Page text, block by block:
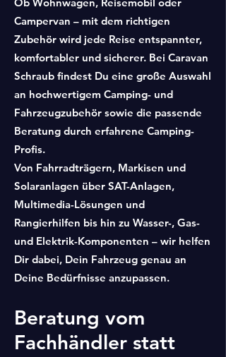
Campervan – mit dem richtigen
Zubehör wird jede Reise entspannter,
komfortabler und sicherer. Bei Caravan
Schraub findest Du eine große Auswahl
an hochwertigem Camping- und
Fahrzeugzubehör sowie die passende
Beratung durch erfahrene Camping-
Profis.
Von Fahrradträgern, Markisen und
Solaranlagen über SAT-Anlagen,
Multimedia-Lösungen und
Rangierhilfen bis hin zu Wasser-, Gas-
und Elektrik-Komponenten – wir helfen
Dir dabei, Dein Fahrzeug genau an
Deine Bedürfnisse anzupassen.
Beratung vom
Fachhändler statt